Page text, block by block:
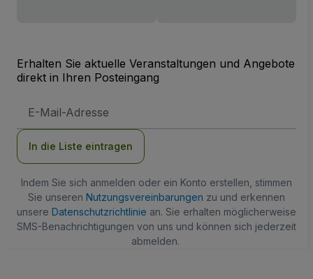
Erhalten Sie aktuelle Veranstaltungen und Angebote
direkt in Ihren Posteingang
Mail-
In die Liste eintragen
Indem Sie sich anmelden oder ein Konto erstellen, stimmen
Sie unseren Nutzungsvereinbarungen zu und erkennen
unsere Datenschutzrichtlinie an. Sie erhalten möglicherweise
SMS-Benachrichtigungen von uns und können sich jederzeit
abmelden.